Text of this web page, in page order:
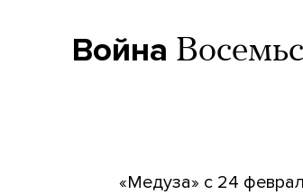
Война
«Медуза» с 24